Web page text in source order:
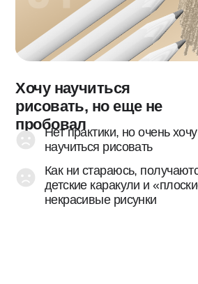
Как ни стараюсь, получаются
детские каракули и «плоские»
некрасивые рисунки